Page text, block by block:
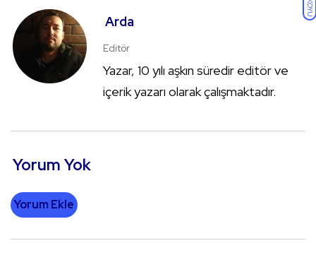
KOYU
Arda
Editör
Yazar, 10 yılı aşkın süredir editör ve
içerik yazarı olarak çalışmaktadır.
Yorum Yok
Yorum Ekle